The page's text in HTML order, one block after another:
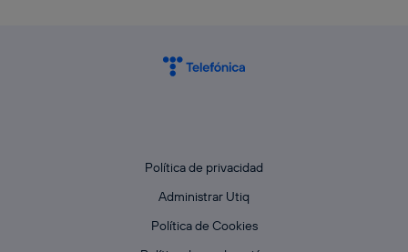
Política de privacidad
Administrar Utiq
Política de Cookies